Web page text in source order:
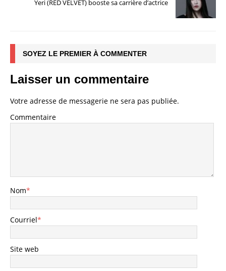
Yeri (RED VELVET) booste sa carrière d’actrice
SOYEZ LE PREMIER À COMMENTER
Laisser un commentaire
Votre adresse de messagerie ne sera pas publiée.
Commentaire
Nom*
Courriel*
Site web